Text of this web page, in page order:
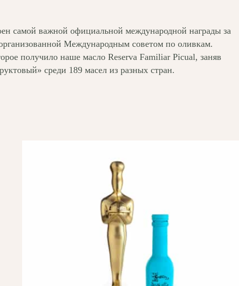
самой важной официальной международной награды за
Международным советом по оливкам.
получило наше масло Reserva Familiar Picual, заняв
среди 189 масел из разных стран.